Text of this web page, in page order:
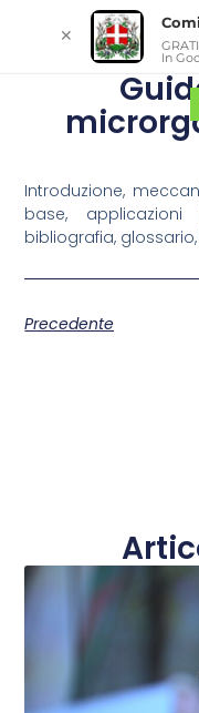
Introduzione,
base,
bibliografia,
Precedente
✕
In